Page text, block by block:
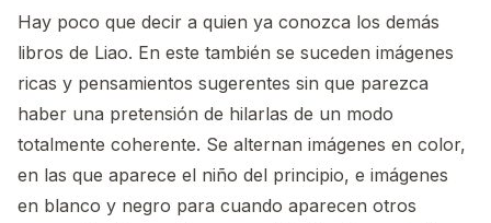
Hay poco que decir a quien ya conozca los demás
libros de Liao. En este también se suceden imágenes
ricas y pensamientos sugerentes sin que parezca
haber una pretensión de hilarlas de un modo
totalmente coherente. Se alternan imágenes en color,
en las que aparece el niño del principio, e imágenes
en blanco y negro para cuando aparecen otros